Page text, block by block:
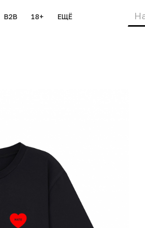
B2B 18+ ЕЩЁ